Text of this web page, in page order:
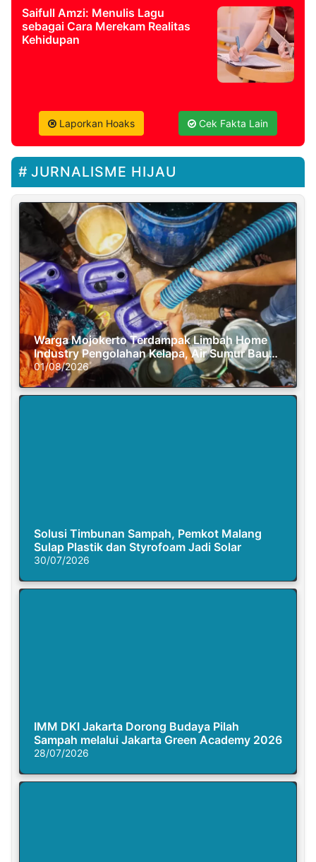
Saifull Amzi: Menulis Lagu
sebagai Cara Merekam Realitas
Kehidupan
Laporkan Hoaks Cek Fakta Lain
JURNALISME HIJAU
Warga Mojokerto Terdampak Limbah Home
Industry Pengolahan Kelapa, Air Sumur Bau
Busuk
01/08/2026
Solusi Timbunan Sampah, Pemkot Malang
Sulap Plastik dan Styrofoam Jadi Solar
30/07/2026
IMM DKI Jakarta Dorong Budaya Pilah
Sampah melalui Jakarta Green Academy 2026
28/07/2026